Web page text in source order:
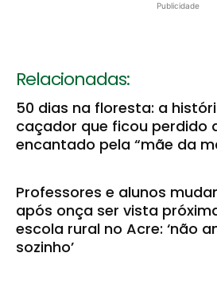
Publicidade
Relacionadas:
50 dias na floresta: a
caçador que ficou perdido
encantado pela “mãe da
Professores e alunos
após onça ser vista
escola rural no Acre: ‘não
sozinho’